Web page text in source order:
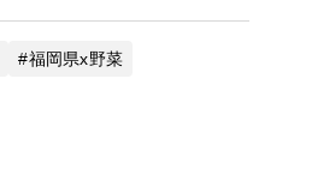
福岡県x野菜